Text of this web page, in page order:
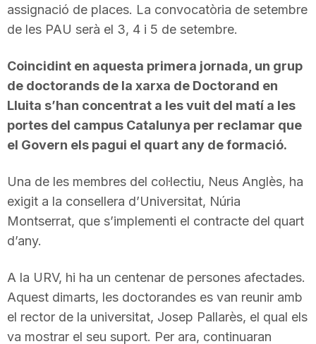
assignació de places. La convocatòria de setembre
de les PAU serà el 3, 4 i 5 de setembre.
Coincidint en aquesta primera jornada, un grup
de doctorands de la xarxa de Doctorand en
Lluita s’han concentrat a les vuit del matí a les
portes del campus Catalunya per reclamar que
el Govern els pagui el quart any de formació.
Una de les membres del col·lectiu, Neus Anglès, ha
exigit a la consellera d’Universitat, Núria
Montserrat, que s’implementi el contracte del quart
d’any.
A la URV, hi ha un centenar de persones afectades.
Aquest dimarts, les doctorandes es van reunir amb
el rector de la universitat, Josep Pallarès, el qual els
va mostrar el seu suport. Per ara, continuaran